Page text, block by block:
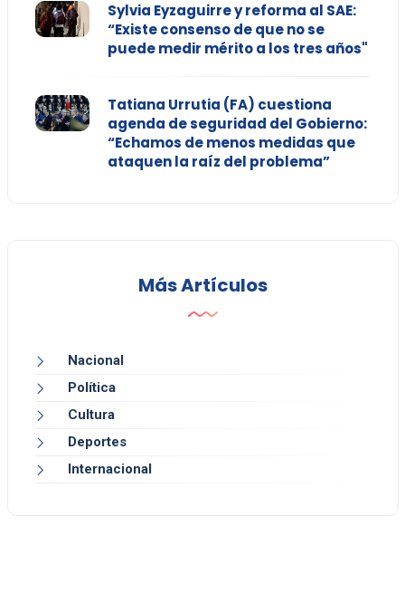
Sylvia Eyzaguirre y reforma al SAE:
“Existe consenso de que no se
puede medir mérito a los tres años"
Tatiana Urrutia (FA) cuestiona
agenda de seguridad del Gobierno:
“Echamos de menos medidas que
ataquen la raíz del problema”
Más Artículos
Nacional
Política
Cultura
Deportes
Internacional